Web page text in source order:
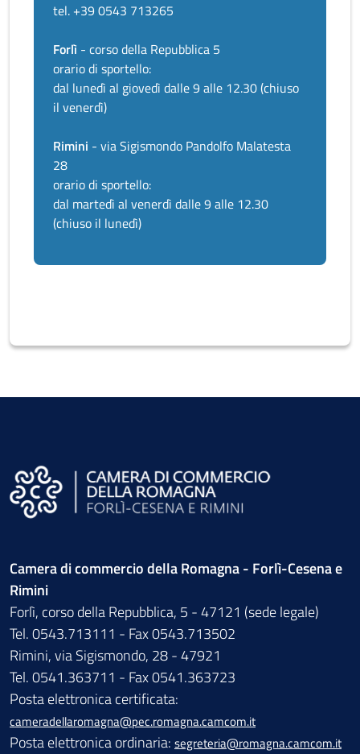
tel. +39 0543 713265
Forlì - corso della Repubblica 5
orario di sportello:
dal lunedì al giovedì dalle 9 alle 12.30 (chiuso
il venerdì)
Rimini - via Sigismondo Pandolfo Malatesta
28
orario di sportello:
dal martedì al venerdì dalle 9 alle 12.30
(chiuso il lunedì)
Camera di commercio della Romagna - Forlì-Cesena e
Rimini
Forlì, corso della Repubblica, 5 - 47121 (sede legale)
Tel. 0543.713111 - Fax 0543.713502
Rimini, via Sigismondo, 28 - 47921
Tel. 0541.363711 - Fax 0541.363723
Posta elettronica certificata:
cameradellaromagna@pec.romagna.camcom.it
Posta elettronica ordinaria: segreteria@romagna.camcom.it